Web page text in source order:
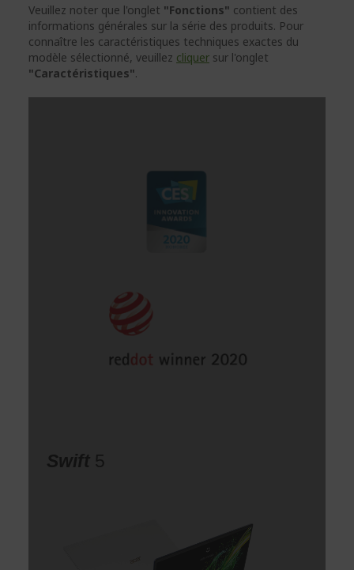
Veuillez noter que l'onglet "Fonctions" contient des
informations générales sur la série des produits. Pour
connaître les caractéristiques techniques exactes du
modèle sélectionné, veuillez cliquer sur l'onglet
"Caractéristiques".